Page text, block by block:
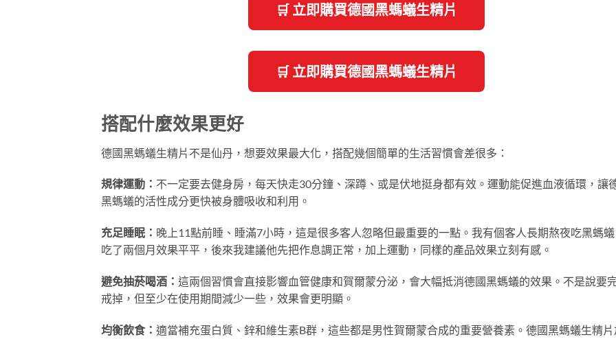
🛒 立即購買德國黑螞蟻生精片
🛒 立即購買德國黑螞蟻生精片
搭配什麼效果更好
德國黑螞蟻生精片不是仙丹，想要效果最大化，搭配幾個簡單的生活習慣會差很多：
規律運動： 不一定要去健身房，每天快走30分鐘、深蹲、或是伏地挺身都有效。運動能促進血液循環，讓
黑螞蟻的活性成分更快被身體吸收和利用。
充足睡眠： 晚上11點前睡、睡滿7小時，這是很多客人忽略但最重要的一點。我有個客人長期熬夜吃黑螞蟻
吃了兩個月效果平平，後來我建議他先把作息調正常，加上運動，同樣的產品效果立刻有感。
避免抽菸喝酒： 這兩個習慣會直接影響血管健康和賀爾蒙分泌，會大幅抵消德國黑螞蟻的效果。不是說要
戒掉，但至少在使用期間減少一些，效果會更明顯。
均衡飲食： 適當補充蛋白質、鋅和維生素B群，這些都是男性賀爾蒙合成的重要營養素。德國黑螞蟻生精片